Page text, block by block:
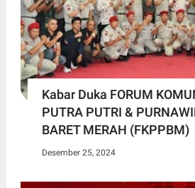
Kabar Duka FORUM
PUTRA PUTRI &
BARET MERAH (FKPPBM)
Desember 25, 2024